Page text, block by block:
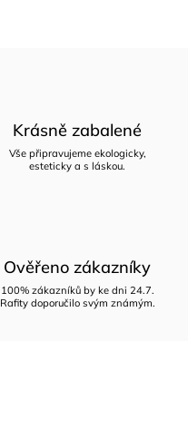
Krásně zabalené
Vše připravujeme ekologicky,
esteticky a s láskou.
Ověřeno zákazníky
100% zákazníků by ke dni 24.7.
Rafity doporučilo svým známým.